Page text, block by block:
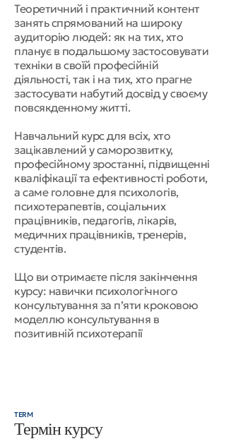
Теоретичний і практичний контент
занять спрямований на широку
аудиторію людей: як на тих, хто
планує в подальшому застосовувати
техніки в своїй професійній
діяльності, так і на тих, хто прагне
застосувати набутий досвід у своєму
повсякденному житті.
Навчальний курс для всіх, хто
зацікавлений у саморозвитку,
професійному зростанні, підвищенні
кваліфікації та ефективності роботи,
а саме головне для психологів,
психотерапевтів, соціальних
працівників, педагогів, лікарів,
медичних працівників, тренерів,
студентів.
Що ви отримаєте після закінчення
курсу: навички психологічного
консультування за п’яти кроковою
моделлю консультування в
позитивній психотерапії
TERM
Термін курсу